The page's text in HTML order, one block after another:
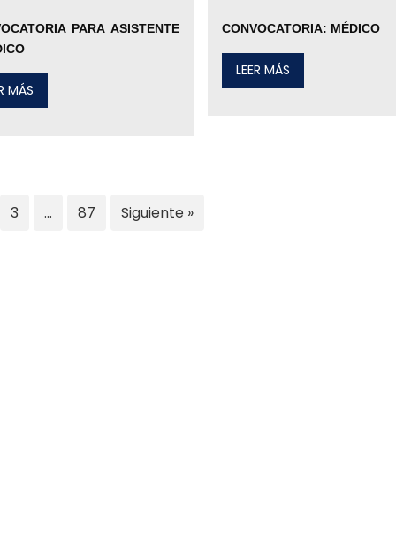
PARA ASISTENTE
MÁS
CONVOCATORIA: MÉDICO
LEER MÁS
3 … 87 Siguiente »